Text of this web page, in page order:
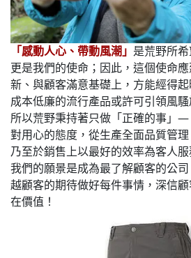
「感動人心、帶動風潮」 是荒野所希
更是我們的使命；因此，這個使命
新、與顧客滿意基礎上，方能經得起
成本低廉的流行產品或許可引領風騷
所以荒野秉持著只做 「正確的事」 —
對用心的態度，從生產全面品質管理
乃至於銷售上以最好的效率為客人服
我們的願景是成為最了解顧客的公
越顧客的期待做好每件事情，深信
在價值！